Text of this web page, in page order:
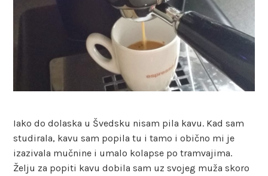
Iako do dolaska u Švedsku nisam pila kavu. Kad sam
studirala, kavu sam popila tu i tamo i obično mi je
izazivala mučnine i umalo kolapse po tramvajima.
Želju za popiti kavu dobila sam uz svojeg muža skoro